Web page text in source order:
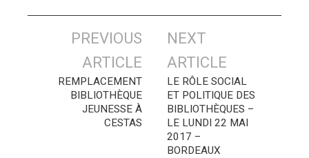
Navigation
articles
PREVIOUS
ARTICLE
REMPLACEMENT
BIBLIOTHÈQUE
JEUNESSE À
CESTAS
NEXT
ARTICLE
LE RÔLE SOCIAL
ET POLITIQUE DES
BIBLIOTHÈQUES –
LE LUNDI 22 MAI
2017 –
BORDEAUX